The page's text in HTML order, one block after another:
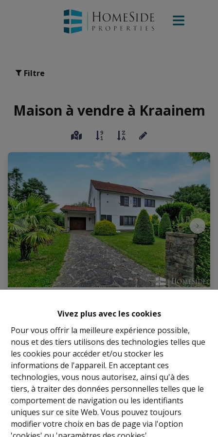
Vivez plus avec les cookies
Pour vous offrir la meilleure expérience possible,
nous et des tiers utilisons des technologies telles que
les cookies pour accéder et/ou stocker les
informations de l'appareil. En acceptant ces
technologies, vous nous autorisez, ainsi qu'à des
tiers, à traiter des données personnelles telles que le
comportement de navigation ou les identifiants
uniques sur ce site Web. Vous pouvez toujours
modifier votre choix en bas de page via l'option
Filtre
Maison à vendre à Kraainem
GARAGE + JARDIN!!
Avenue des Tarins 36, 1950 Kraainem |Ref: 2995
€ 539.000
1 160 m²